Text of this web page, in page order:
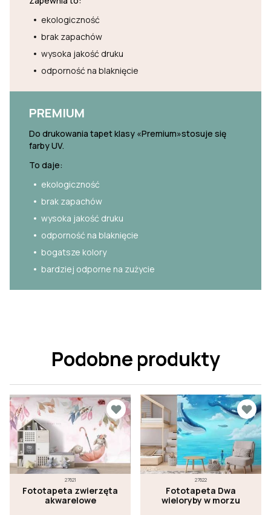
ekologiczność
brak zapachów
wysoka jakość druku
odporność na blaknięcie
PREMIUM
Do drukowania tapet klasy «Premium»stosuje się
farby UV.
To daje:
ekologiczność
brak zapachów
wysoka jakość druku
odporność na blaknięcie
bogatsze kolory
bardziej odporne na zużycie
Podobne produkty
27621
Fototapeta zwierzęta
akwarelowe
27622
Fototapeta Dwa
wieloryby w morzu